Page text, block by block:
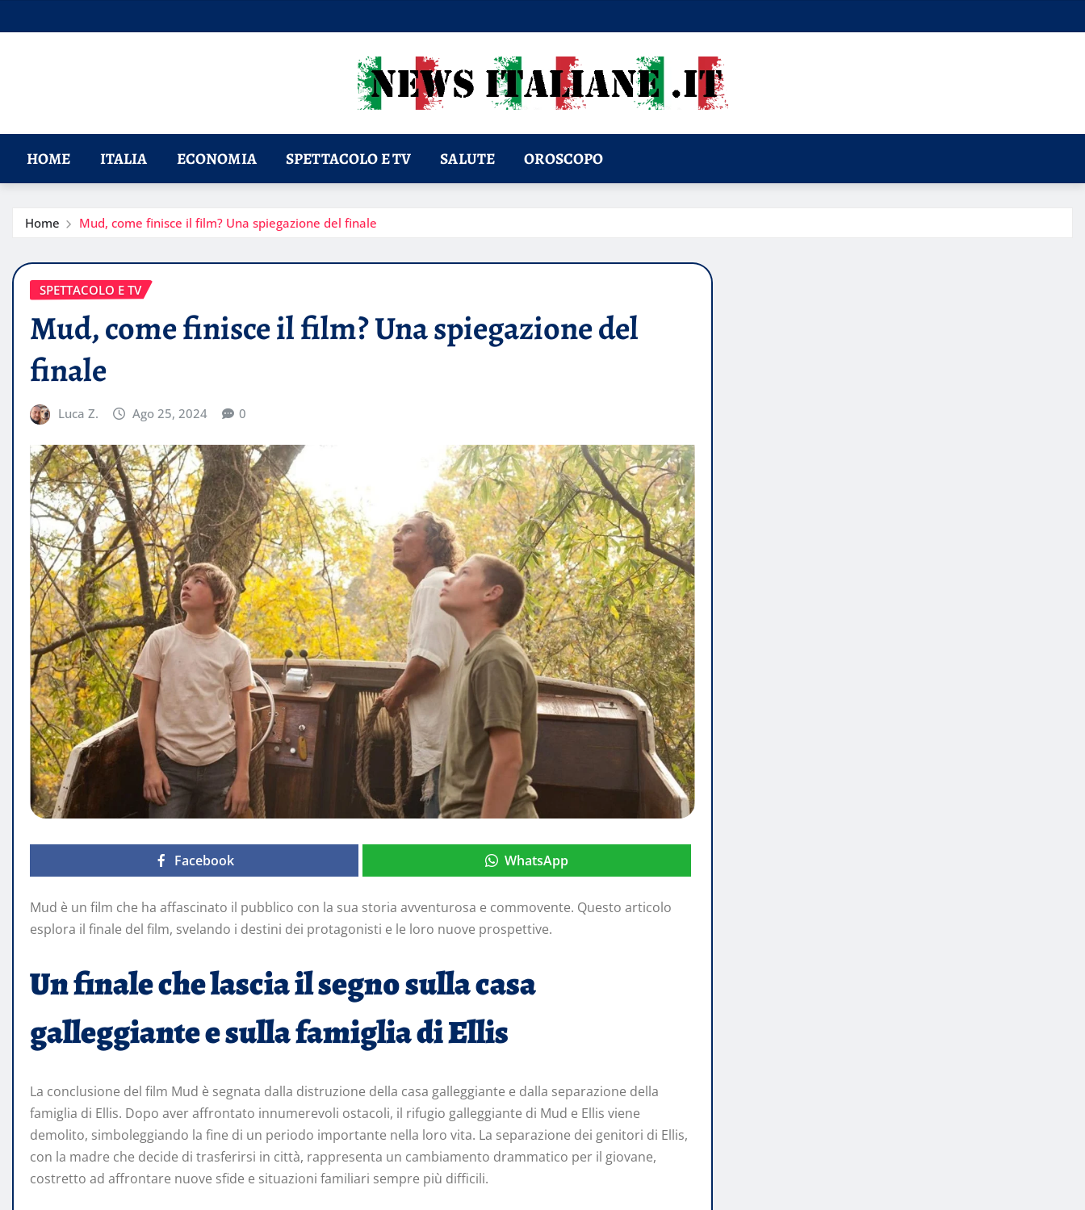
to
HOME ITALIA ECONOMIA SPETTACOLO E TV SALUTE OROSCOPO
Home Mud, come finisce il film? Una spiegazione del finale
SPETTACOLO E TV
Mud, come finisce il film? Una spiegazione del
finale
Luca Z. Ago 25, 2024 0
Facebook WhatsApp
Mud è un film che ha affascinato il pubblico con la sua storia avventurosa e commovente. Questo articolo
esplora il finale del film, svelando i destini dei protagonisti e le loro nuove prospettive.
Un finale che lascia il segno sulla casa
galleggiante e sulla famiglia di Ellis
La conclusione del film Mud è segnata dalla distruzione della casa galleggiante e dalla separazione della
famiglia di Ellis. Dopo aver affrontato innumerevoli ostacoli, il rifugio galleggiante di Mud e Ellis viene
demolito, simboleggiando la fine di un periodo importante nella loro vita. La separazione dei genitori di Ellis,
con la madre che decide di trasferirsi in città, rappresenta un cambiamento drammatico per il giovane,
costretto ad affrontare nuove sfide e situazioni familiari sempre più difficili.